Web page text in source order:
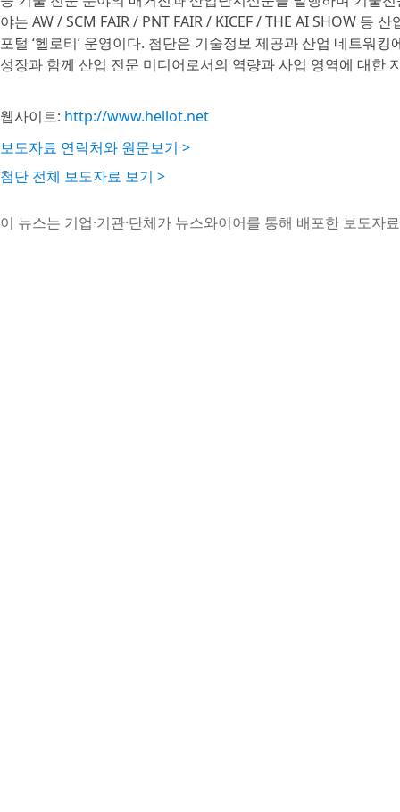
야는 AW / SCM FAIR / PNT FAIR / KICEF / THE AI SHOW 등
포털 ‘헬로티’ 운영이다. 첨단은 기술정보 제공과 산업 네트워
성장과 함께 산업 전문 미디어로서의 역량과 사업 영역에 대한
웹사이트: http://www.hellot.net
보도자료 연락처와 원문보기 >
첨단 전체 보도자료 보기 >
이 뉴스는 기업·기관·단체가 뉴스와이어를 통해 배포한 보도자